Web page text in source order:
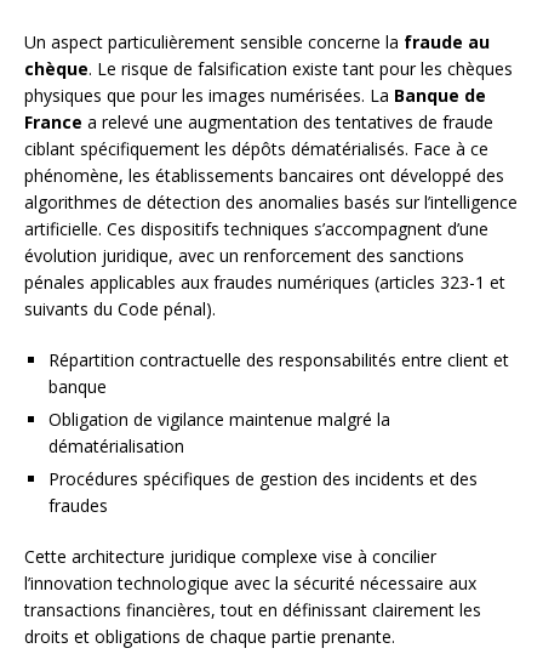
Un aspect particulièrement sensible concerne la fraude au
chèque. Le risque de falsification existe tant pour les chèques
physiques que pour les images numérisées. La Banque de
France a relevé une augmentation des tentatives de fraude
ciblant spécifiquement les dépôts dématérialisés. Face à ce
phénomène, les établissements bancaires ont développé des
algorithmes de détection des anomalies basés sur l’intelligence
artificielle. Ces dispositifs techniques s’accompagnent d’une
évolution juridique, avec un renforcement des sanctions
pénales applicables aux fraudes numériques (articles 323-1 et
suivants du Code pénal).
Répartition contractuelle des responsabilités entre client et
banque
Obligation de vigilance maintenue malgré la
dématérialisation
Procédures spécifiques de gestion des incidents et des
fraudes
Cette architecture juridique complexe vise à concilier
l’innovation technologique avec la sécurité nécessaire aux
transactions financières, tout en définissant clairement les
droits et obligations de chaque partie prenante.